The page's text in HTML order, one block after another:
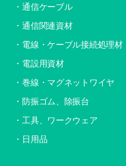
通信ケーブル
通信関連資材
電線・ケーブル接続処理材
電設用資材
巻線・マグネットワイヤ
防振ゴム、除振台
工具、ワークウェア
日用品